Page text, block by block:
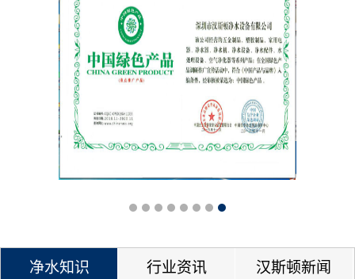
净水知识 行业资讯 汉斯顿新闻